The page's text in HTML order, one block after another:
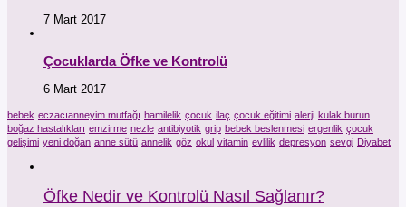
7 Mart 2017
Çocuklarda Öfke ve Kontrolü
6 Mart 2017
bebek eczacıanneyim mutfağı hamilelik çocuk ilaç çocuk eğitimi alerji kulak burun
boğaz hastalıkları emzirme nezle antibiyotik grip bebek beslenmesi ergenlik çocuk
gelişimi yeni doğan anne sütü annelik göz okul vitamin evlilik depresyon sevgi Diyabet
Öfke Nedir ve Kontrolü Nasıl Sağlanır?